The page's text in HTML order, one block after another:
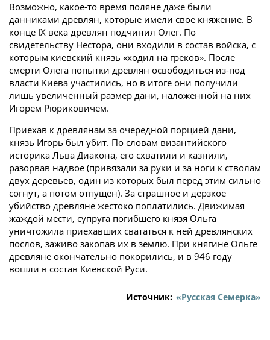
Возможно, какое-то время поляне даже были
данниками древлян, которые имели свое княжение. В
конце IX века древлян подчинил Олег. По
свидетельству Нестора, они входили в состав войска, с
которым киевский князь «ходил на греков». После
смерти Олега попытки древлян освободиться из-под
власти Киева участились, но в итоге они получили
лишь увеличенный размер дани, наложенной на них
Игорем Рюриковичем.
Приехав к древлянам за очередной порцией дани,
князь Игорь был убит. По словам византийского
историка Льва Диакона, его схватили и казнили,
разорвав надвое (привязали за руки и за ноги к стволам
двух деревьев, один из которых был перед этим сильно
согнут, а потом отпущен). За страшное и дерзкое
убийство древляне жестоко поплатились. Движимая
жаждой мести, супруга погибшего князя Ольга
уничтожила приехавших свататься к ней древлянских
послов, заживо закопав их в землю. При княгине Ольге
древляне окончательно покорились, и в 946 году
вошли в состав Киевской Руси.
Источник: «Русская Семерка»